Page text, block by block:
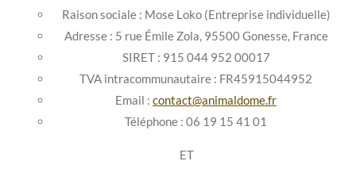
Raison sociale : Mose Loko (Entreprise individuelle)
Adresse : 5 rue Émile Zola, 95500 Gonesse, France
SIRET : 915 044 952 00017
TVA intracommunautaire : FR45915044952
Email : contact@animaldome.fr
Téléphone : 06 19 15 41 01
ET